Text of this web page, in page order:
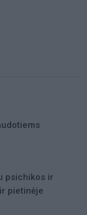
psichikos ir
pietinėje